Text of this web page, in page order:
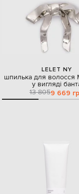
LELET NY
шпилька для волосся
у вигляді
13 8059 669